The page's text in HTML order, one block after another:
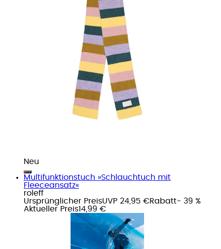
Neu
Multifunktionstuch »Schlauchtuch mit
Fleeceansatz«
roleff
Ursprünglicher PreisUVP 24,95 €Rabatt- 39 %
Aktueller Preis14,99 €